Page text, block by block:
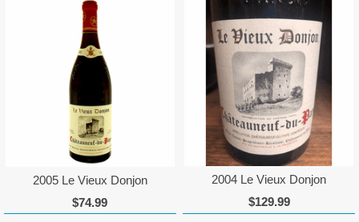
2005 Le Vieux Donjon
$74.99
2004 Le Vieux Donjon
$129.99